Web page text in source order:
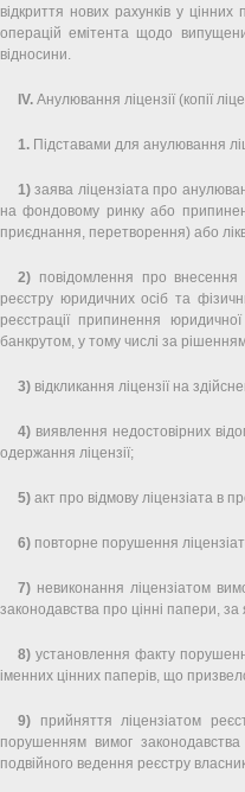
відкриття нових рахунків у
операцій емітента щодо
відносини.
IV. Анулювання ліцензії (копії
1. Підставами для анулювання
1) заява ліцензіата про
на фондовому ринку або
приєднання, перетворення) або
2) повідомлення про
реєстру юридичних осіб та
реєстрації припинення юридичної
банкрутом, у тому числі за
3) відкликання ліцензії на
4) виявлення недостовірних
одержання ліцензії;
5) акт про відмову ліцензіата в
6) повторне порушення
7) невиконання ліцензіатом
законодавства про цінні папери, за
8) установлення факту
іменних цінних паперів, що
9) прийняття ліцензіатом
порушенням вимог
подвійного ведення реєстру